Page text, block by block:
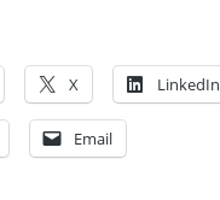
X LinkedIn
Email